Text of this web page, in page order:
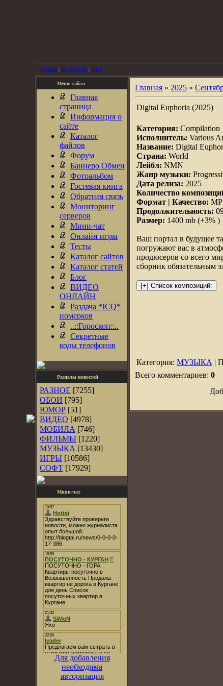
Главная | Регистрация | Вход
Меню сайта
Главная
страница
Информация о
сайте
Каталог
файлов
Форум
Баннеро Обмен
Фотоальбом
Гостевая книга
Обратная связь
Мониторинг
серверов
Мини-чат
Онлайн игры
Тесты
Каталог сайтов
Каталог статей
Блог
ВИДЕО
ОНЛАЙН
Раздача *ICQ*
номерков
..::Гороскоп::..
Секретные
коды телефонов
Разделы новостей
РАЗНОЕ [7255]
ОБОИ [795]
ЮМОР [51]
ВИДЕО [4978]
МОБИЛА [746]
ФИЛЬМЫ [1220]
МУЗЫКА [13430]
ИГРЫ [10586]
СОФТ [17929]
Мини-чат
Для добавления
необходима
авторизация
Главная » 2025 »
Digital Euphoria (2025)
Категория: Compilation
Исполнитель: Various
Название: Digital
Страна: World
Лейбл: NMN
Жанр музыки:
Дата релиза: 2025
Количество
Формат | Качество:
Продолжительность:
Размер: 1400 mb (+3% )
Ваш портал в будущее
погружают вас в
продюсеров со всего
сборник обязательным
Категория: МУЗЫКА |
Всего комментариев: 0